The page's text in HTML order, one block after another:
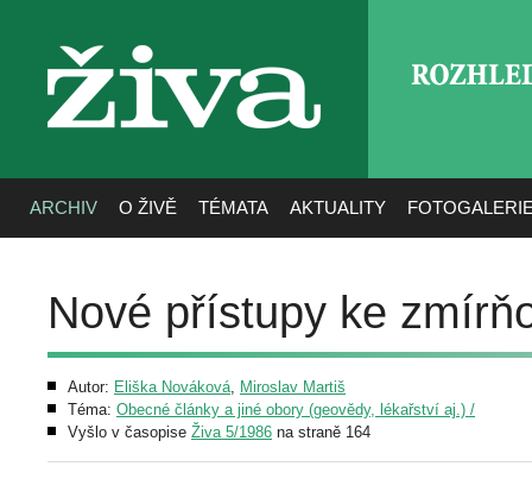
živa
ARCHIV O ŽIVĚ TÉMATA AKTUALITY
Nové přístupy ke
Autor: Eliška Nováková, Miroslav Martiš
Téma: Obecné články a jiné obory (geovědy, lékařství aj.) /
Vyšlo v časopise Živa 5/1986 na straně 164